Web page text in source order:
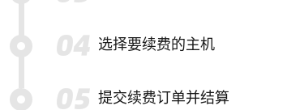
选择要续费的主机
提交续费订单并结算